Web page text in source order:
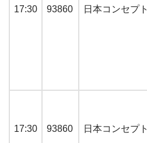
17:30 93860 日本コンセプト
17:30 93860 日本コンセプト